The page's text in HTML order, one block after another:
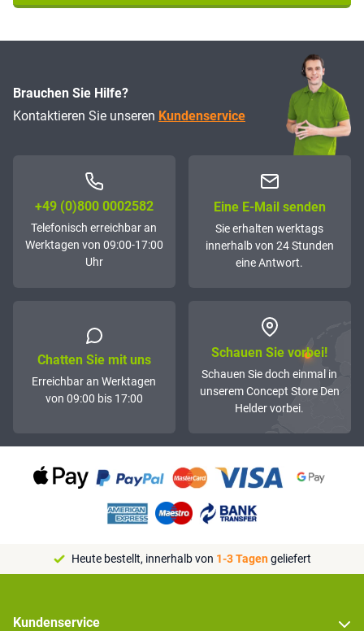
Brauchen Sie Hilfe?
Kontaktieren Sie unseren Kundenservice
+49 (0)800 0002582
Telefonisch erreichbar an
Werktagen von 09:00-17:00
Uhr
Eine E-Mail senden
Sie erhalten werktags
innerhalb von 24 Stunden
eine Antwort.
Chatten Sie mit uns
Erreichbar an Werktagen
von 09:00 bis 17:00
Schauen Sie vorbei!
Schauen Sie doch einmal in
unserem Concept Store Den
Helder vorbei.
Heute bestellt, innerhalb von 1-3 Tagengeliefert
Kundenservice